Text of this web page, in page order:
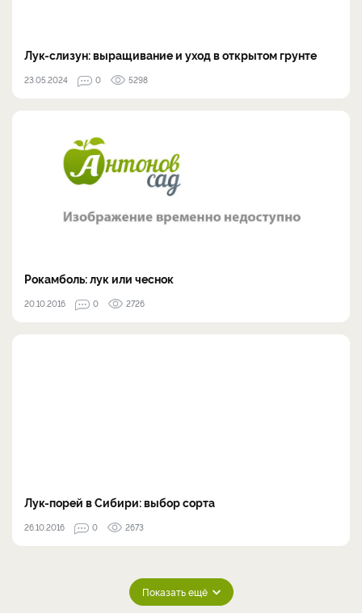
Лук-слизун: выращивание и уход в открытом грунте
23.05.2024 0 5298
Рокамболь: лук или чеснок
20.10.2016 0 2726
Лук-порей в Сибири: выбор сорта
26.10.2016 0 2673
Показать ещё